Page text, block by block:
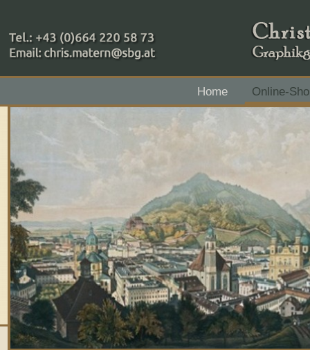
+43 (0)664 220 58 73
Home
Online-
Zahlungsmethoden: RAIBA - Flachgau Mitte - IBAN